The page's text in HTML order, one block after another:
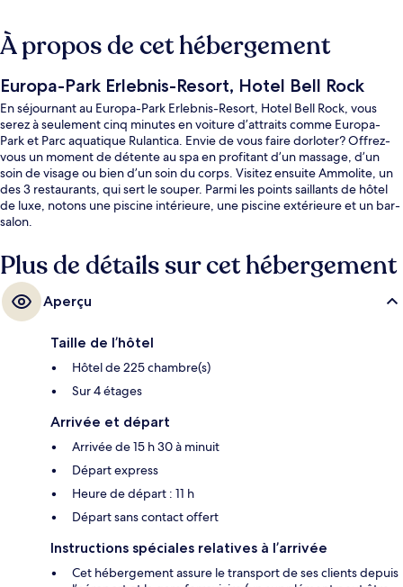
À propos de cet hébergement
Europa-Park Erlebnis-Resort, Hotel Bell Rock
En séjournant au Europa-Park Erlebnis-Resort, Hotel Bell Rock, vous
serez à seulement cinq minutes en voiture d’attraits comme Europa-
Park et Parc aquatique Rulantica. Envie de vous faire dorloter? Offrez-
vous un moment de détente au spa en profitant d’un massage, d’un
soin de visage ou bien d’un soin du corps. Visitez ensuite Ammolite, un
des 3 restaurants, qui sert le souper. Parmi les points saillants de hôtel
de luxe, notons une piscine intérieure, une piscine extérieure et un bar-
salon.
Plus de détails sur cet hébergement
Aperçu
Taille de l’hôtel
Hôtel de 225 chambre(s)
Sur 4 étages
Arrivée et départ
Arrivée de 15 h 30 à minuit
Départ express
Heure de départ : 11 h
Départ sans contact offert
Instructions spéciales relatives à l’arrivée
Cet hébergement assure le transport de ses clients depuis